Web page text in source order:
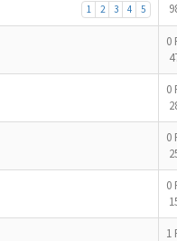
1 2 3 4 5
0
0
0
0
1